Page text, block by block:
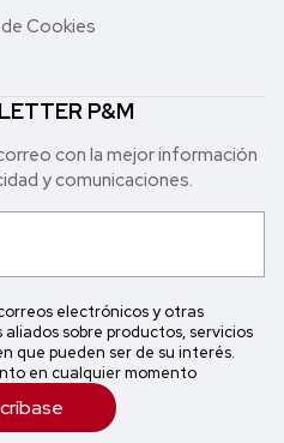
Cookies
P&M
con la mejor in formación
y comunicaciones.
electrónicos y otras
aliados sobre productos, servicios
que pueden ser de su interés.
en cualquier momento